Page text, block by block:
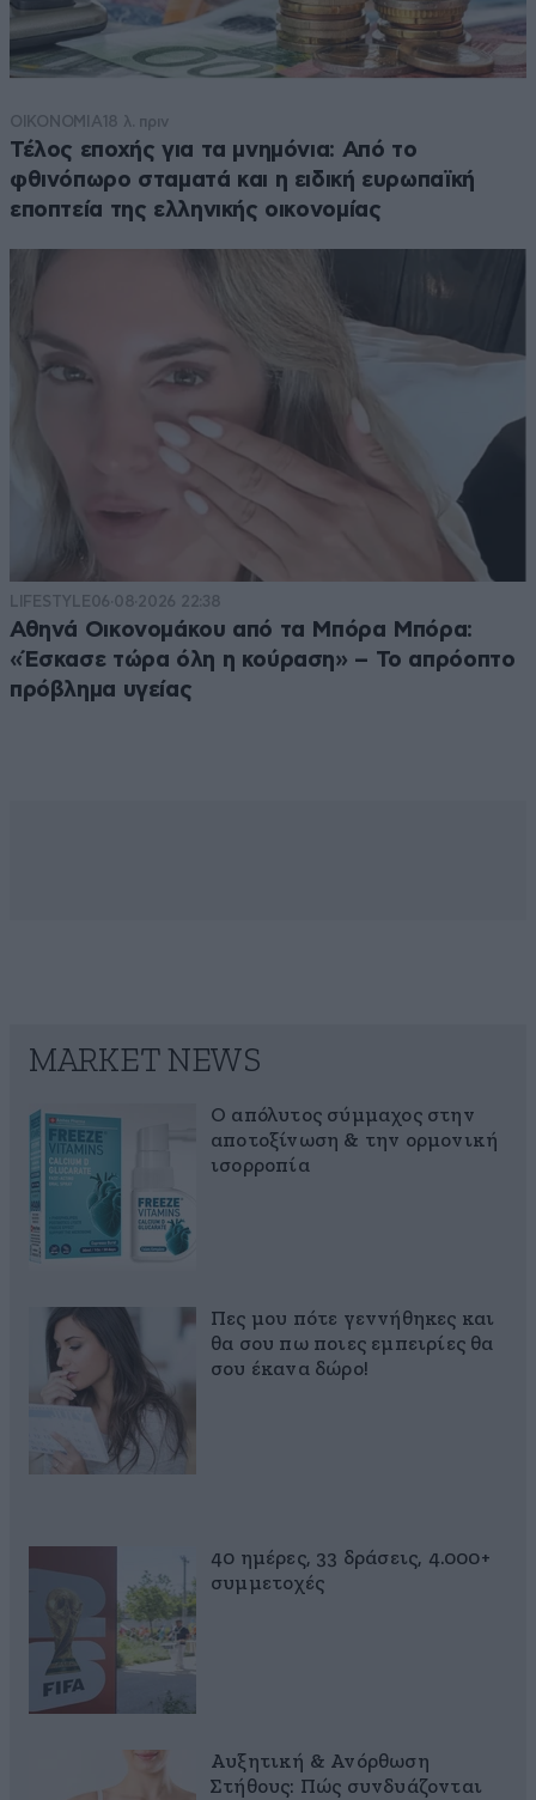
ΟΙΚΟΝΟΜΙΑ18 λ. πριν
Τέλος εποχής για τα μνημόνια: Από το
φθινόπωρο σταματά και η ειδική ευρωπαϊκή
εποπτεία της ελληνικής οικονομίας
LIFESTYLE06·08·2026 22:38
Αθηνά Οικονομάκου από τα Μπόρα Μπόρα:
«Έσκασε τώρα όλη η κούραση» – Το απρόοπτο
πρόβλημα υγείας
MARKET NEWS
Ο απόλυτος σύμμαχος στην
αποτοξίνωση & την ορμονική
ισορροπία
Πες μου πότε γεννήθηκες και
θα σου πω ποιες εμπειρίες θα
σου έκανα δώρο!
40 ημέρες, 33 δράσεις, 4.000+
συμμετοχές
Αυξητική & Ανόρθωση
Στήθους: Πώς συνδυάζονται